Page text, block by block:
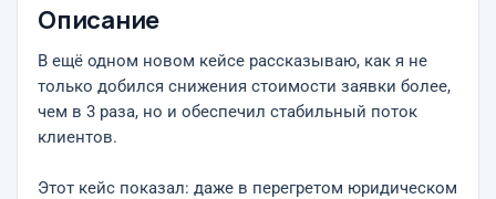
Описание
В ещё одном новом кейсе рассказываю, как я не
только добился снижения стоимости заявки более,
чем в 3 раза, но и обеспечил стабильный поток
клиентов.
Этот кейс показал: даже в перегретом юридическом